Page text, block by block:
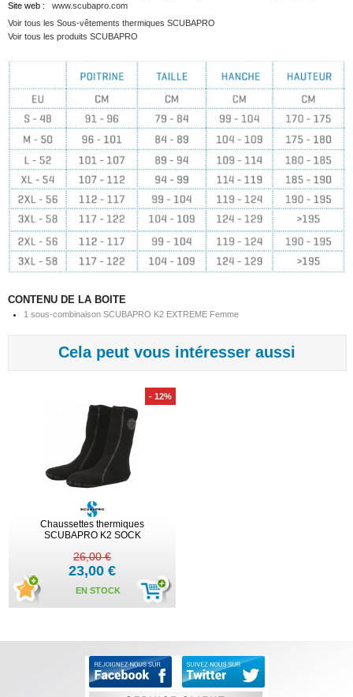
Site web : www.scubapro.com
Voir tous les Sous-vêtements thermiques SCUBAPRO
Voir tous les produits SCUBAPRO
CONTENU DE LA BOITE
1 sous-combinaison SCUBAPRO K2 EXTREME Femme
Cela peut vous intéresser aussi
- 12%
Chaussettes thermiques
SCUBAPRO K2 SOCK
26,00 €
23,00 €
EN STOCK